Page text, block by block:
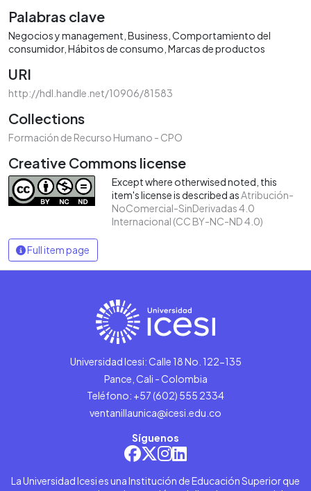
Palabras clave
Negocios y management Business Comportamiento del
consumidor Hábitos de consumo Marcas de productos
URI
http://hdl.handle.net/10906/81583
Collections
Formación de Recurso Humano - CPO
Creative Commons license
Except where otherwised noted, this
item's license is described asAtribución-
NoComercial-SinDerivadas 4.0
Internacional (CC BY-NC-ND 4.0)
Full item page
Universidad Icesi: Calle 18 No. 122-135
Pance, Cali - Colombia
Teléfono: +57 (602) 555 2334
ventanillaunica@icesi.edu.co
Síguenos
La Universidad Icesi es una Institución de Educación Superior que